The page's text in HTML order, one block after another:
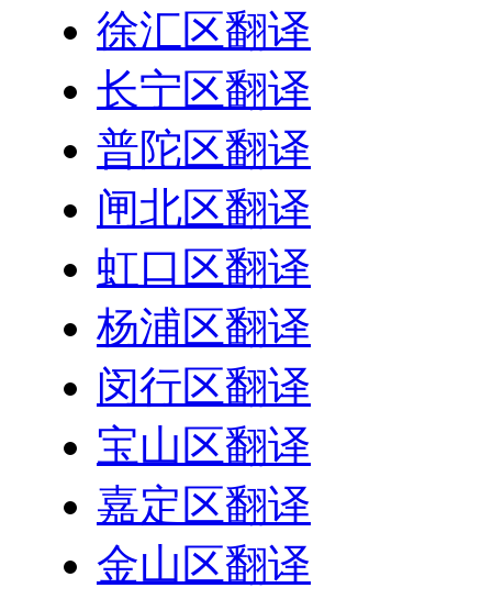
徐汇区翻译
长宁区翻译
普陀区翻译
闸北区翻译
虹口区翻译
杨浦区翻译
闵行区翻译
宝山区翻译
嘉定区翻译
金山区翻译